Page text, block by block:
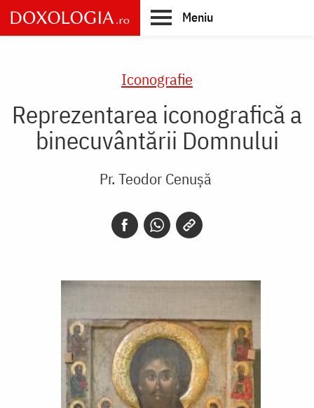
Skip
to
main
Meniu
Iconografie
Reprezentarea iconografică a
binecuvântării Domnului
Pr. Teodor Cenușă